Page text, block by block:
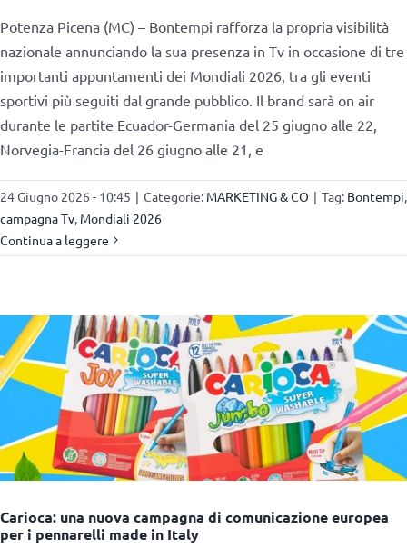
Potenza Picena (MC) – Bontempi rafforza la propria visibilità
nazionale annunciando la sua presenza in Tv in occasione di tre
importanti appuntamenti dei Mondiali 2026, tra gli eventi
sportivi più seguiti dal grande pubblico. Il brand sarà on air
durante le partite Ecuador-Germania del 25 giugno alle 22,
Norvegia-Francia del 26 giugno alle 21, e
24 Giugno 2026 - 10:45 | Categorie: MARKETING & CO | Tag: Bontempi
campagna Tv Mondiali 2026
Continua a leggere
Carioca: una nuova campagna di comunicazione europea
per i pennarelli made in Italy